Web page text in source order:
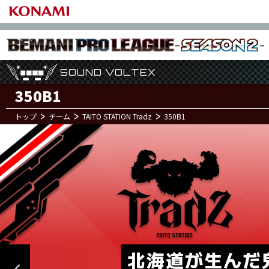
SOUND VOLTEX
第2試合
SOUND VOLTEX
YU11
KND*48TE
PAPER.
--H.R.--
SIRON.
DPE
SOUND VOLTEX
350B1
トップ チーム TAITO STATION Tradz 350B1